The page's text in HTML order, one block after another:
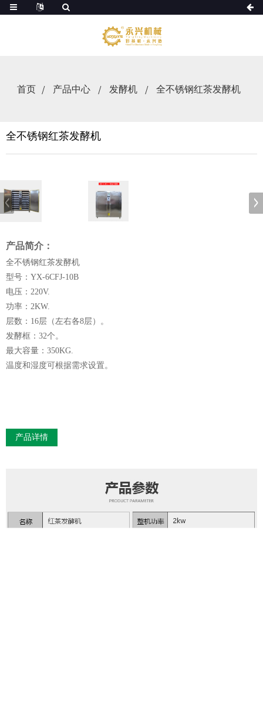
首页 产品中心 发酵机 全不锈钢红茶发酵机
全不锈钢红茶发酵机
产品简介：
全不锈钢红茶发酵机
型号：YX-6CFJ-10B
电压：220V.
功率：2KW.
层数：16层（左右各8层）。
发酵框：32个。
最大容量：350KG.
温度和湿度可根据需求设置。
产品详情